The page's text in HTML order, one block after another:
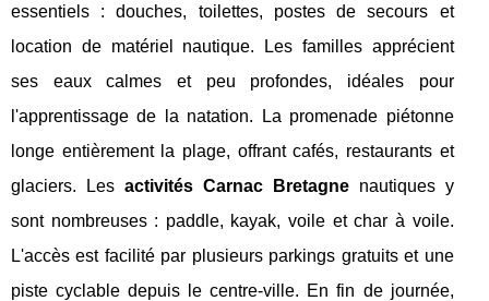
essentiels : douches, toilettes, postes de secours et
location de matériel nautique. Les familles apprécient
ses eaux calmes et peu profondes, idéales pour
l'apprentissage de la natation. La promenade piétonne
longe entièrement la plage, offrant cafés, restaurants et
glaciers. Les activités Carnac Bretagnenautiques y
sont nombreuses : paddle, kayak, voile et char à voile.
L'accès est facilité par plusieurs parkings gratuits et une
piste cyclable depuis le centre-ville. En fin de journée,